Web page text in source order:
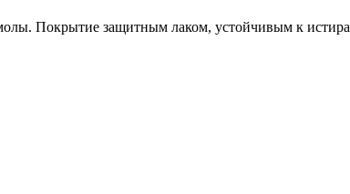
Покрытие защитным лаком, устойчивым к